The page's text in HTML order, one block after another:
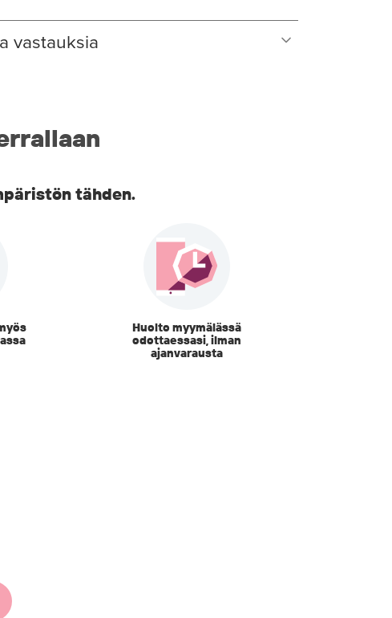
vastauksia
tähden.
Huolto myymälässä
odottaessasi, ilman
ajanvarausta